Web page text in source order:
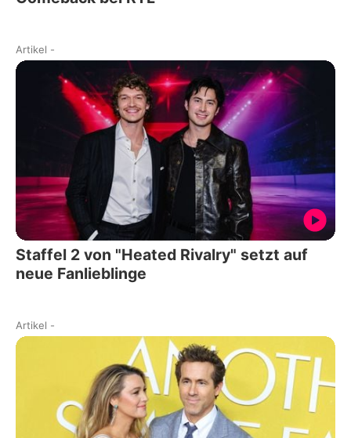
Artikel -
Staffel 2 von "Heated Rivalry" setzt auf
neue Fanlieblinge
Artikel -